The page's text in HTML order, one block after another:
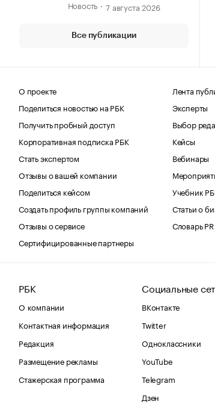
Новость
7 августа 2026
Все публикации
О проекте
Поделиться новостью на РБК
Получить пробный доступ
Корпоративная подписка РБК
Стать экспертом
Отзывы о вашей компании
Поделиться кейсом
Создать профиль группы компаний
Отзывы о сервисе
Сертифицированные партнеры
Лента
Эксперты
Выбор
Кейсы
Вебинары
Учебник
Статьи о
Словарь
РБК
О компании
Контактная информация
Редакция
Размещение рекламы
Стажерская программа
Социальные
ВКонтакте
Twitter
Одноклассники
YouTube
Telegram
Дзен